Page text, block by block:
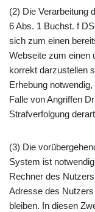
(2) Die Verarbeitung
6 Abs. 1 Buchst. f
sich zum einen
Webseite zum einen
korrekt darzustellen
Erhebung
Falle von Angriffen
Strafverfolgung
(3) Die
System ist
Rechner des
Adresse des
bleiben. In diesen